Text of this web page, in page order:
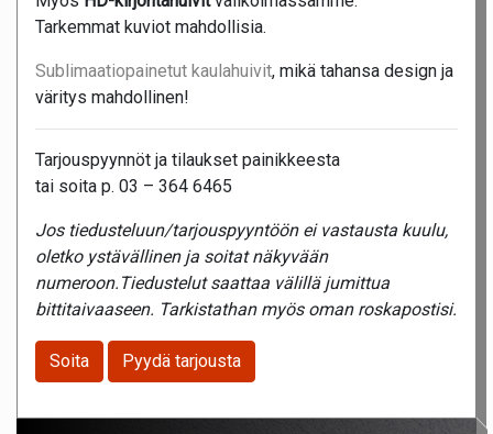
Tarkemmat kuviot mahdollisia.
Sublimaatiopainetut kaulahuivit, mikä tahansa design ja
väritys mahdollinen!
Tarjouspyynnöt ja tilaukset painikkeesta
tai soita p. 03 – 364 6465
Jos tiedusteluun/tarjouspyyntöön ei vastausta kuulu,
oletko ystävällinen ja soitat näkyvään
numeroon.Tiedustelut saattaa välillä jumittua
bittitaivaaseen. Tarkistathan myös oman roskapostisi.
Soita Pyydä tarjousta